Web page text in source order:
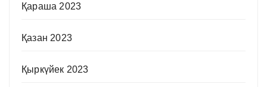
Қараша 2023
Қазан 2023
Қыркүйек 2023